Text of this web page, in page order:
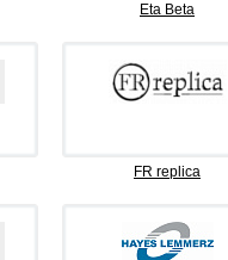
Eta Beta
FR replica